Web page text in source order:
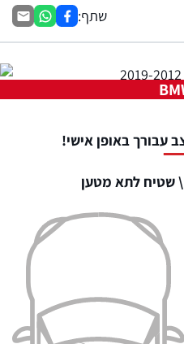
שתף:
עבורך באופן אישי!